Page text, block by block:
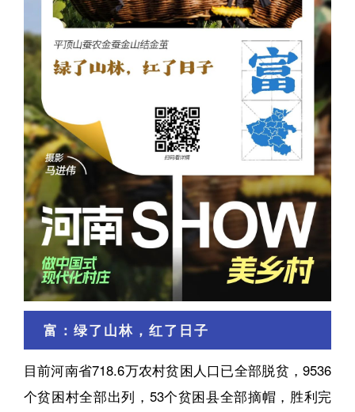
富：绿了山林，红了日子
目前河南省718.6万农村贫困人口已全部脱贫，9536
个贫困村全部出列，53个贫困县全部摘帽，胜利完